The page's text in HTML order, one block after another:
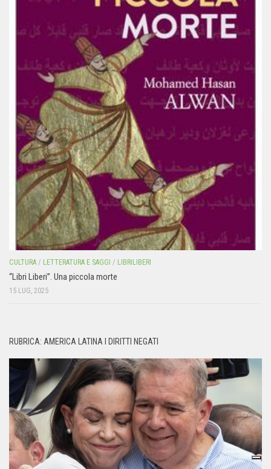
CULTURA / LETTERATURA E SAGGI / LIBRILIBERI
“Libri Liberi”. Una piccola morte
15 LUG, 2025
RUBRICA: AMERICA LATINA I DIRITTI NEGATI